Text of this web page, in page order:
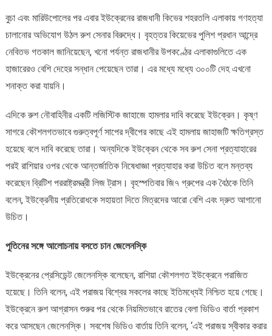
বুচা এবং মারিউপোলের পর এবার ইউক্রেনের রাজধানী কিভের শহরতলি এলাকায় গণহত্যা
চালানোর অভিযোগ উঠল রুশ সেনার বিরুদ্ধে। বৃহত্তর কিয়েভের পুলিশ প্রধান আন্দ্রে
নেবিতভ গতকাল জানিয়েছেন, খনো পর্যন্ত রাজধানীর উপকণ্ঠের এলাকাগুলিতে এক
হাজারেরও বেশি দেহের সন্ধান পেয়েছেন তারা। এর মধ্যে মধ্যে ৩০০টি দেহ এখনো
শনাক্ত করা যায়নি।
এদিকে রুশ নৌবাহিনীর একটি লজিস্টিক জাহাজে হামলার দাবি করেছে ইউক্রেন। কৃষ্ণ
সাগরে কৌশলগতভাবে গুরুত্বপূর্ণ সাপের দ্বীপের কাছে এই হামলায় জাহাজটি ক্ষতিগ্রস্ত
হয়েছে বলে দাবি করেছে তারা। অন্যদিকে ইউক্রেন থেকে সব রুশ সেনা প্রত্যাহারের
পরই রাশিয়ার ওপর থেকে আন্তর্জাতিক নিষেধাজ্ঞা প্রত্যাহার করা উচিত বলে মন্তব্য
করেছেন ব্রিটিশ পররাষ্ট্রমন্ত্রী লিজ ট্রাস। বৃহস্পতিবার জি৭ গ্রুপের এক বৈঠকে তিনি
বলেন, ইউক্রেনীয় প্রতিরোধকে সহায়তা দিতে মিত্রদের আরো বেশি এবং দ্রুত আগানো
উচিত।
পুতিনের সঙ্গে আলোচনায় বসতে চান জেলেনস্কি
ইউক্রেনের প্রেসিডেন্ট জেলেনস্কি বলেছেন, রাশিয়া কৌশলগত ইউক্রেনে পরাজিত
হয়েছে। তিনি বলেন, এই পরাজয় বিশ্বের সকলের কাছে ইতিমধ্যেই নিশ্চিত হয়ে গেছে।
ইউক্রেনে রুশ আগ্রাসন শুরুর পর থেকে নিয়মিতভাবে রাতের বেলা ভিডিও বার্তা প্রকাশ
করে আসছেন জেলেনস্কি। সবশেষ ভিডিও বার্তায় তিনি বলেন, ‘এই পরাজয় স্বীকার করার